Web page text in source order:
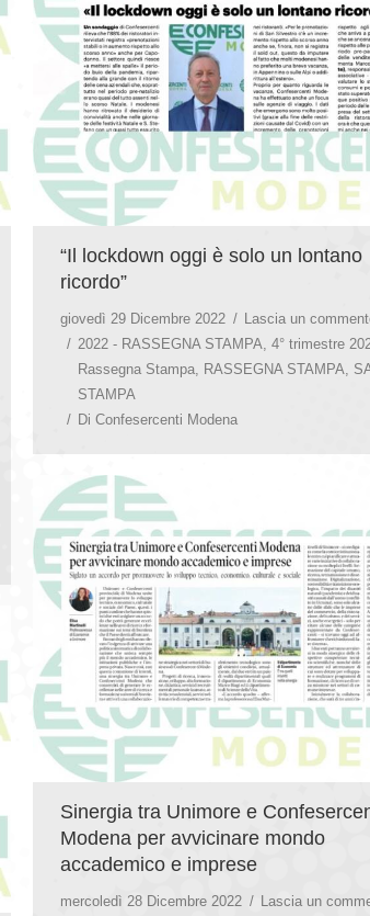
“Il lockdown oggi è solo un lontano
ricordo”
giovedì 29 Dicembre 2022
Lascia un
2022 - RASSEGNA STAMPA 4° trimestre
Rassegna Stampa
RASSEGNA STAMPA
STAMPA
Di Confesercenti Modena
Sinergia tra Unimore e
Modena per avvicinare mondo
accademico e imprese
mercoledì 28 Dicembre 2022
Lascia un